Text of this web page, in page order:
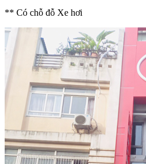
** Có chỗ đỗ Xe hơi